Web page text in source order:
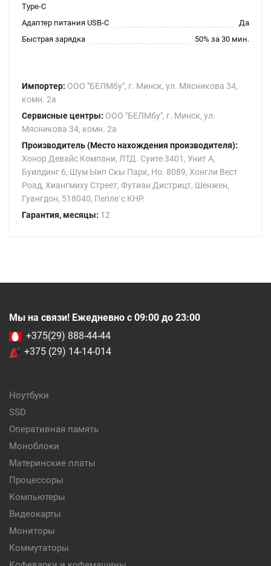
Type-C
Адаптер питания USB-C
Да
Быстрая зарядка
50% за 30 мин.
Импортер: ООО "БЕЛМбу", г. Минск, ул. Мясникова 34,
комн. 2а
Сервисные центры: ООО "БЕЛМбу", г. Минск, ул.
Мясникова 34, комн. 2а
Производитель (Место нахождения производителя):
Хонор Девайс Компани, ЛТД. Суите 3401, Унит A,
Буилдинг 6, Шум Ыип Скы Парк, Но. 8089, Хонгли Вест
Роад, Xиангмиху Стреет, Футиан Дистрицт, Шенжен,
Гуангдон, 518040, Пепле`с КНР.
Гарантия, месяцы: 12
Мы на связи! Ежедневно с 09:00 до 23:00
+375(29) 888-44-44
+375 (29) 14-14-014
Ноутбуки
SSD
Оперативная память
Моноблоки
Материнские платы
Процессоры
Компьютеры
Видеокарты
Мониторы
Коммутаторы